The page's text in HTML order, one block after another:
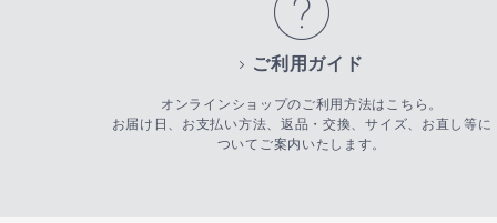
ご利用ガイド
オンラインショップのご利用方法はこちら。
お届け日、お支払い方法、返品・交換、サイズ、お直し等に
ついてご案内いたします。